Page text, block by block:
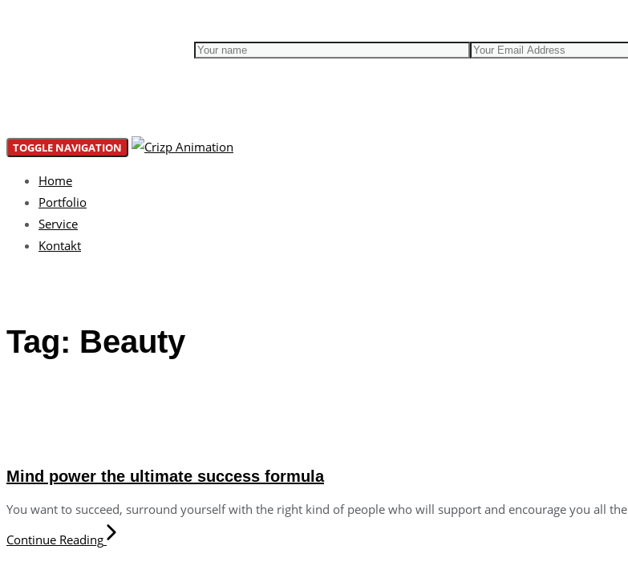
TOGGLE NAVIGATION
Home
Portfolio
Service
Kontakt
Tag: Beauty
Mind power the ultimate success formula
You want to succeed, surround yourself with the right kind of people who will support and encourage you all the
Continue Reading